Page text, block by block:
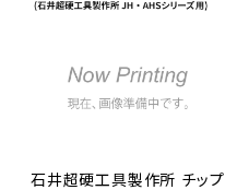
石井超硬工具製作所 チップ